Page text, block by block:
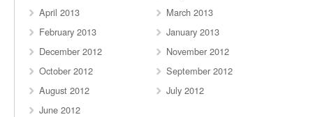
April 2013
March 2013
February 2013
January 2013
December 2012
November 2012
October 2012
September 2012
August 2012
July 2012
June 2012